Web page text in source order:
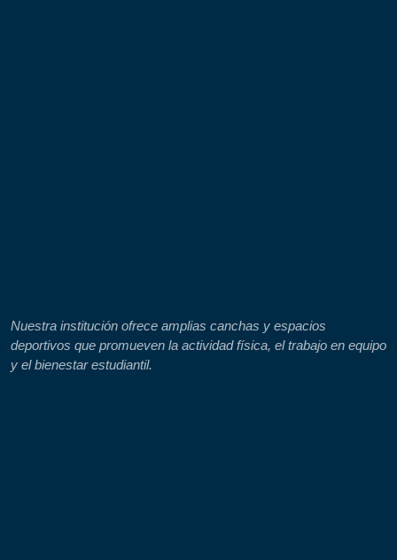
Nuestra institución ofrece amplias canchas y espacios
deportivos que promueven la actividad física, el trabajo en equipo
y el bienestar estudiantil.